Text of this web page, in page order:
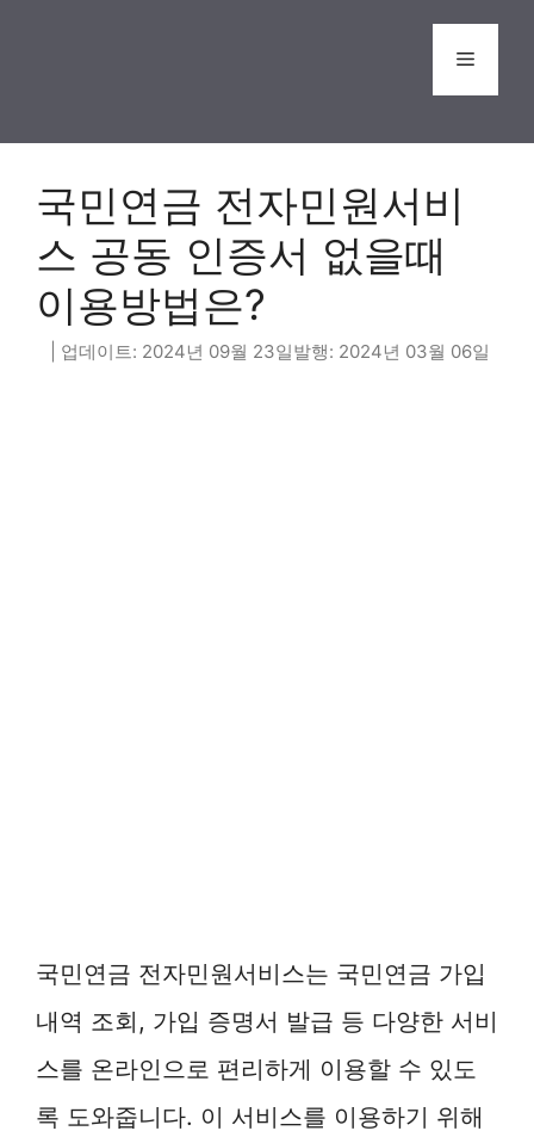
Menu
국민연금 전자민원서비
스 공동 인증서 없을때
이용방법은?
2024년 09월 23일 2024년 03월 06일
국민연금 전자민원서비스는 국민연금 가입
내역 조회, 가입 증명서 발급 등 다양한 서비
스를 온라인으로 편리하게 이용할 수 있도
록 도와줍니다. 이 서비스를 이용하기 위해